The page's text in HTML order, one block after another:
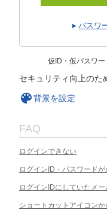
パスワ
仮ID・仮パスワ
セキュリティ向上のた
背景を設定
FAQ
ログインできない
ログインID・パスワード
ログインIDにしていたメ
ショートカットアイコン